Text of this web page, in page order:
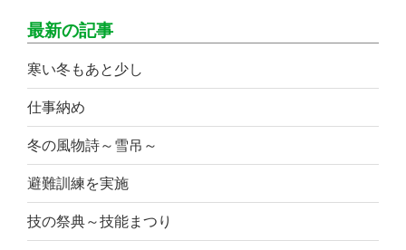
最新の記事
寒い冬もあと少し
仕事納め
冬の風物詩～雪吊～
避難訓練を実施
技の祭典～技能まつり